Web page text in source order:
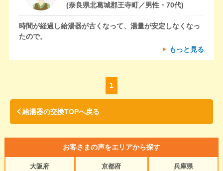
(奈良県北葛城郡王寺町／男性・70代)
時間が経過し給湯器が古くなって、湯量が安定しなくなっ
たので。
もっと見る
1
給湯器の交換TOPへ戻る
お客さまの声をエリアから探す
大阪府
京都府
兵庫県